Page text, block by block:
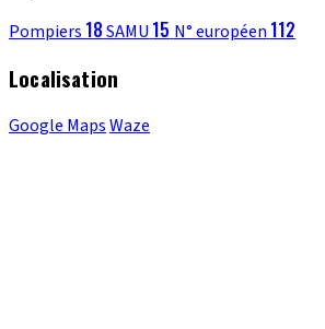
Pompiers 18SAMU 15 N° européen 112
Localisation
Google MapsWaze